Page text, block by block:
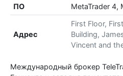
ПО
MetaTrader 4,
Адрес
First Floor,
Building,
Vincent and
Международный брокер